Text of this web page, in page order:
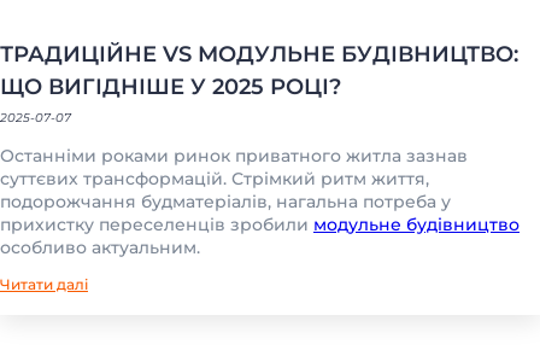
(098) 853-40-40
(095) 853-40-40
info@blockmodul.com.ua
Офіс: г. Киев, ул Ильинская 12
ТРАДИЦІЙНЕ VS МОДУЛЬНЕ БУДІВНИЦТВО:
ЩО ВИГІДНІШЕ У 2025 РОЦІ?
2025-07-07
Останніми роками ринок приватного житла зазнав
суттєвих трансформацій. Стрімкий ритм життя,
подорожчання будматеріалів, нагальна потреба у
прихистку переселенців зробили модульне будівництво
особливо актуальним.
Читати далі